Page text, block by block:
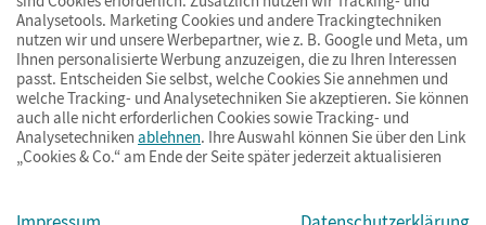
ImpressumAGBDatenschutzBarrierefreiheitCookies & Co.
Analysetools. Marketing Cookies und andere Trackingtechniken
nutzen wir und unsere Werbepartner, wie z. B. Google und Meta, um
Ihnen personalisierte Werbung anzuzeigen, die zu Ihren Interessen
passt. Entscheiden Sie selbst, welche Cookies Sie annehmen und
welche Tracking- und Analysetechniken Sie akzeptieren. Sie können
auch alle nicht erforderlichen Cookies sowie Tracking- und
Analysetechniken ablehnen. Ihre Auswahl können Sie über den Link
„Cookies & Co.“ am Ende der Seite später jederzeit aktualisieren